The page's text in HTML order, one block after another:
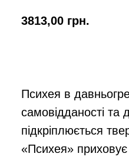
3813,00 грн.
Психея в
самовідданості та
підкріплюється
«Психея»